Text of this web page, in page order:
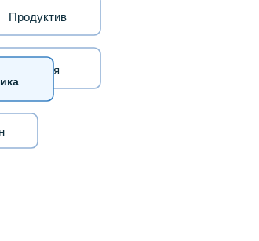
Продуктив
Энергия